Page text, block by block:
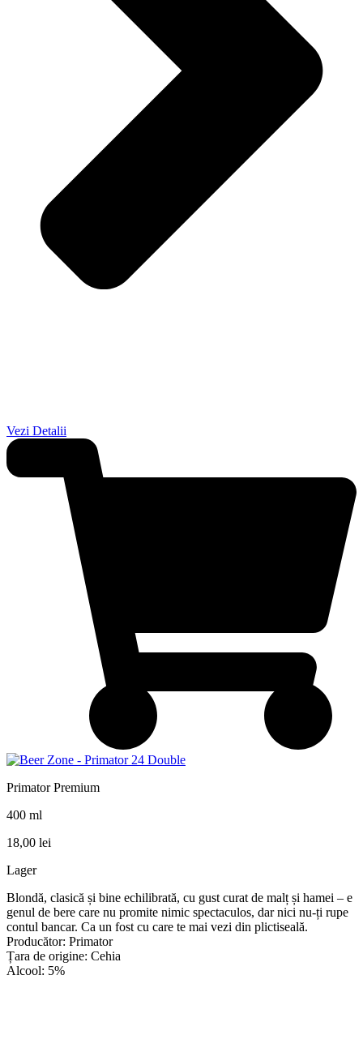
Vezi Detalii
Primator Premium
400 ml
18,00 lei
Lager
Blondă, clasică și bine echilibrată, cu gust curat de malț și hamei – e
genul de bere care nu promite nimic spectaculos, dar nici nu-ți rupe
contul bancar. Ca un fost cu care te mai vezi din plictiseală.
Producător: Primator
Țara de origine: Cehia
Alcool: 5%